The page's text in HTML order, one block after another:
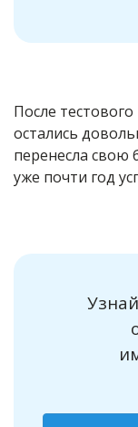
После
остались
перенесла свою
уже почти год